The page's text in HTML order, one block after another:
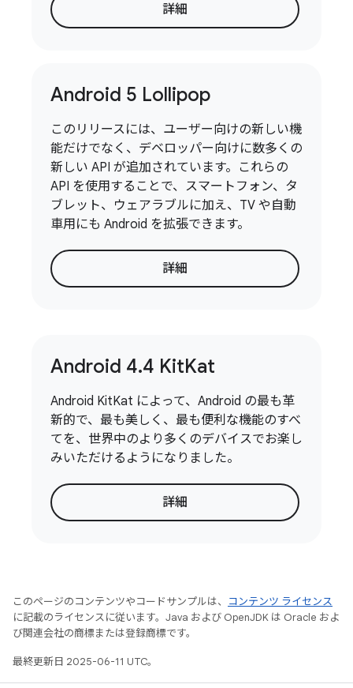
詳細
Android 5 Lollipop
このリリースには、ユーザー向けの新しい機
能だけでなく、デベロッパー向けに数多くの
新しい API が追加されています。これらの
API を使用することで、スマートフォン、タ
ブレット、ウェアラブルに加え、TV や自動
車用にも Android を拡張できます。
詳細
Android 4.4 KitKat
Android KitKat によって、Android の最も革
新的で、最も美しく、最も便利な機能のすべ
てを、世界中のより多くのデバイスでお楽し
みいただけるようになりました。
詳細
このページのコンテンツやコードサンプルは、
コンテンツ ライセンス
に記載のライセンスに従います。Java および OpenJDK は Oracle およ
び関連会社の商標または登録商標です。
最終更新日 2025-06-11 UTC。